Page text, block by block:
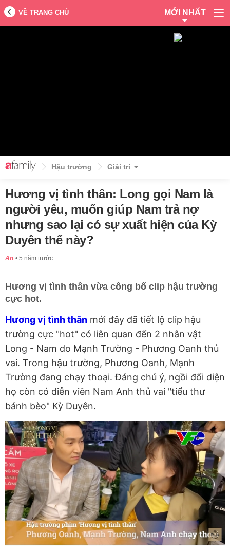
VỀ TRANG CHỦ MỚI NHẤT
Hậu trường Giải trí
Hương vị tình thân: Long gọi Nam là
người yêu, muốn giúp Nam trả nợ
nhưng sao lại có sự xuất hiện của Kỳ
Duyên thế này?
An 5 năm trước
Hương vị tình thân vừa công bố clip hậu trường
cực hot.
Hương vị tình thân mới đây đã tiết lộ clip hậu
trường cực "hot" có liên quan đến 2 nhân vật
Long - Nam do Mạnh Trường - Phương Oanh thủ
vai. Trong hậu trường, Phương Oanh, Mạnh
Trường đang chạy thoại. Đáng chú ý, ngồi đối diện
họ còn có diễn viên Nam Anh thủ vai "tiểu thư
bánh bèo" Kỳ Duyên.